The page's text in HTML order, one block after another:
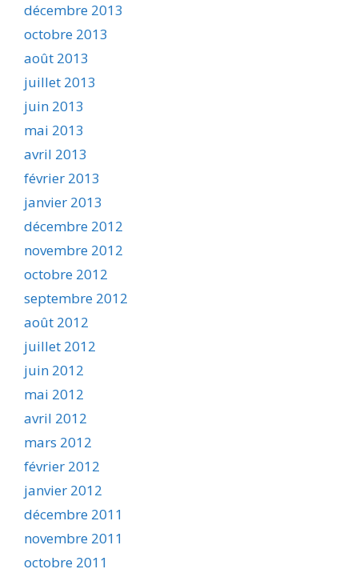
décembre 2013
octobre 2013
août 2013
juillet 2013
juin 2013
mai 2013
avril 2013
février 2013
janvier 2013
décembre 2012
novembre 2012
octobre 2012
septembre 2012
août 2012
juillet 2012
juin 2012
mai 2012
avril 2012
mars 2012
février 2012
janvier 2012
décembre 2011
novembre 2011
octobre 2011